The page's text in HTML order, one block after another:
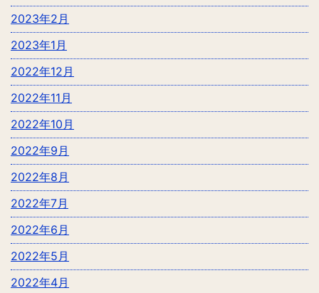
2023年2月
2023年1月
2022年12月
2022年11月
2022年10月
2022年9月
2022年8月
2022年7月
2022年6月
2022年5月
2022年4月